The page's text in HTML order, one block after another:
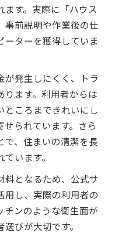
す。実際に「ハウス
事前説明や作業後の仕
ーターを獲得していま
が発生しにくく、トラ
ります。利用者からは
ところまできれいにし
られています。さら
で、住まいの清潔を長
います。
料となるため、公式サ
用し、実際の利用者の
チンのような衛生面が
びが大切です。